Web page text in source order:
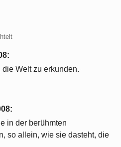
:
Welt zu erkunden.
:
in der berühmten
so allein, wie sie dasteht, die